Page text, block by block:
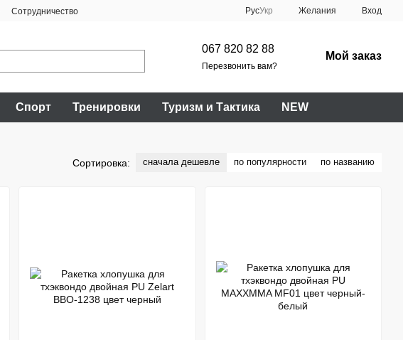
Сотрудничество РусУкр Желания Вход
067 820 82 88
Перезвонить вам?
Мой заказ
Спорт Тренировки Туризм и Тактика NEW
Сортировка: сначала дешевле по популярности по названию